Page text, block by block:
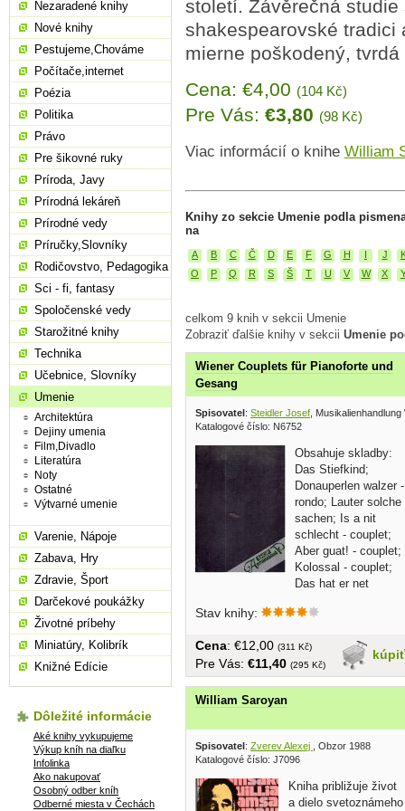
století. Závěrečná
shakespearovské
mierne poškodený,
Cena: €4,00 (104 Kč)
Pre Vás: €3,80 (98 Kč)
Viac informácií o knihe William
Knihy zo sekcie Umenie podla
na
A B C Č D E F G H I J
O
P Q R S Š T U V W X
celkom 9 knih v sekcii Umenie
Zobraziť ďalšie knihy v sekcii Umenie
Wiener Couplets für Pianoforte und
Gesang
Spisovatel: Steidler Josef , Musikalienhandlung
Katalogové číslo: N6752
Obsahuje skladby:
Das Stiefkind;
Donauperlen walzer -
rondo; Lauter solche
sachen; Is a nit
schlecht - couplet;
Aber guat! - couplet;
Kolossal - couplet;
Das hat er net
Stav knihy:
kúpiť
Cena: €12,00 (311 Kč)
Pre Vás: €11,40 (295 Kč)
William Saroyan
Spisovatel : Zverev Alexej , Obzor 1988
Katalogové číslo: J7096
Kniha približuje život
a dielo svetoznámeho
Nezaradené knihy
Nové knihy
Pestujeme,Chováme
Počítače,internet
Poézia
Politika
Právo
Pre šikovné ruky
Príroda, Javy
Prírodná lekáreň
Prírodné vedy
Príručky,Slovníky
Rodičovstvo, Pedagogika
Sci - fi, fantasy
Spoločenské vedy
Starožitné knihy
Technika
Učebnice, Slovníky
Umenie
Architektúra
Dejiny umenia
Film,Divadlo
Literatúra
Noty
Ostatné
Výtvarné umenie
Varenie, Nápoje
Zabava, Hry
Zdravie, Šport
Darčekové poukážky
Životné príbehy
Miniatúry, Kolibrík
Knižné Edície
Dôležité informácie
Aké knihy vykupujeme
Výkup kníh na diaľku
Infolinka
Ako nakupovať
Osobný odber kníh
Odberné miesta v Čechách